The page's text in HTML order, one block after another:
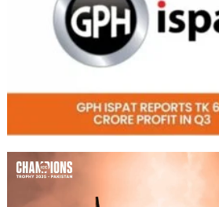
Video
Player